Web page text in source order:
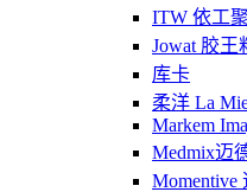
ITW 依工
Jowat 胶王
库卡
柔洋 La
Markem
Medmix迈
Momentive